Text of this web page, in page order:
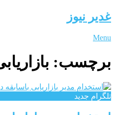
غدیر نیوز
Menu
برچسب:
تلگرام جدید